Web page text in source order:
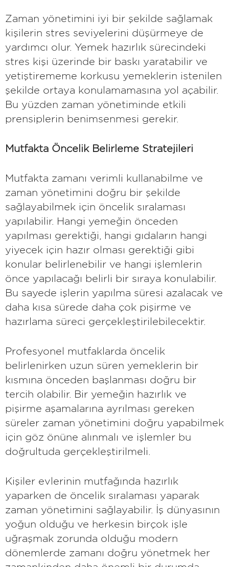
Zaman yönetimini iyi bir şekilde sağlamak
kişilerin stres seviyelerini düşürmeye de
yardımcı olur. Yemek hazırlık sürecindeki
stres kişi üzerinde bir baskı yaratabilir ve
yetiştirememe korkusu yemeklerin istenilen
şekilde ortaya konulamamasına yol açabilir.
Bu yüzden zaman yönetiminde etkili
prensiplerin benimsenmesi gerekir.
Mutfakta Öncelik Belirleme Stratejileri
Mutfakta zamanı verimli kullanabilme ve
zaman yönetimini doğru bir şekilde
sağlayabilmek için öncelik sıralaması
yapılabilir. Hangi yemeğin önceden
yapılması gerektiği, hangi gıdaların hangi
yiyecek için hazır olması gerektiği gibi
konular belirlenebilir ve hangi işlemlerin
önce yapılacağı belirli bir sıraya konulabilir.
Bu sayede işlerin yapılma süresi azalacak ve
daha kısa sürede daha çok pişirme ve
hazırlama süreci gerçekleştirilebilecektir.
Profesyonel mutfaklarda öncelik
belirlenirken uzun süren yemeklerin bir
kısmına önceden başlanması doğru bir
tercih olabilir. Bir yemeğin hazırlık ve
pişirme aşamalarına ayrılması gereken
süreler zaman yönetimini doğru yapabilmek
için göz önüne alınmalı ve işlemler bu
doğrultuda gerçekleştirilmeli.
Kişiler evlerinin mutfağında hazırlık
yaparken de öncelik sıralaması yaparak
zaman yönetimini sağlayabilir. İş dünyasının
yoğun olduğu ve herkesin birçok işle
uğraşmak zorunda olduğu modern
dönemlerde zamanı doğru yönetmek her